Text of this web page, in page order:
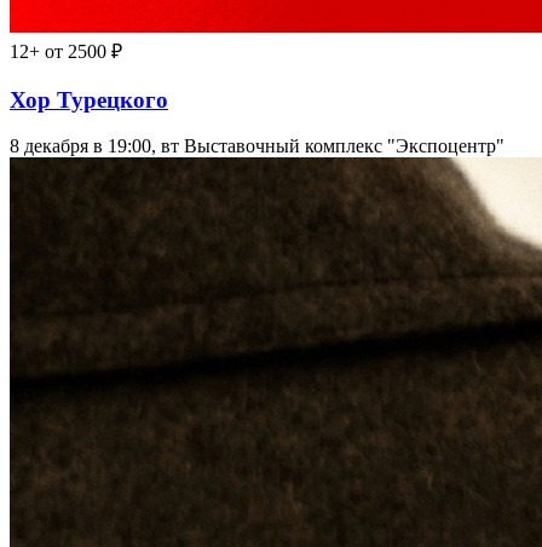
12+ от 2500 ₽
Хор Турецкого
8 декабря в 19:00, вт Выставочный комплекс "Экспоцентр"